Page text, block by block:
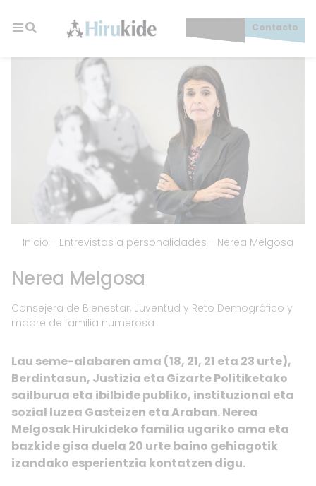
Contacto
Inicio - Entrevistas a personalidades - Nerea Melgosa
Nerea Melgosa
Consejera de Bienestar, Juventud y Reto Demográfico y
madre de familia numerosa
Lau seme-alabaren ama (18, 21, 21 eta 23 urte),
Berdintasun, Justizia eta Gizarte Politiketako
sailburua eta ibilbide publiko, instituzional eta
sozial luzea Gasteizen eta Araban. Nerea
Melgosak Hirukideko familia ugariko ama eta
bazkide gisa duela 20 urte baino gehiagotik
izandako esperientzia kontatzen digu.